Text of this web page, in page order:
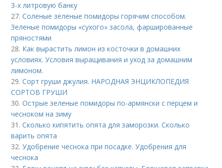
3-х литровую банку
27.Соленые зеленые помидоры горячим способом.
Зеленые помидоры «сухого» засола, фаршированные
пряностями
28. Как вырастить лимон из косточки в домашних
условиях. Условия выращивания и уход за домашним
лимоном.
29.Сорт груши джулия. НАРОДНАЯ ЭНЦИКЛОПЕДИЯ
СОРТОВ ГРУШИ
30.Острые зеленые помидоры по-армянски с перцем и
чесноком на зиму
31.Сколько кипятить опята для заморозки. Сколько
варить опята
32.Удобрение чеснока при посадке. Удобрения для
чеснока